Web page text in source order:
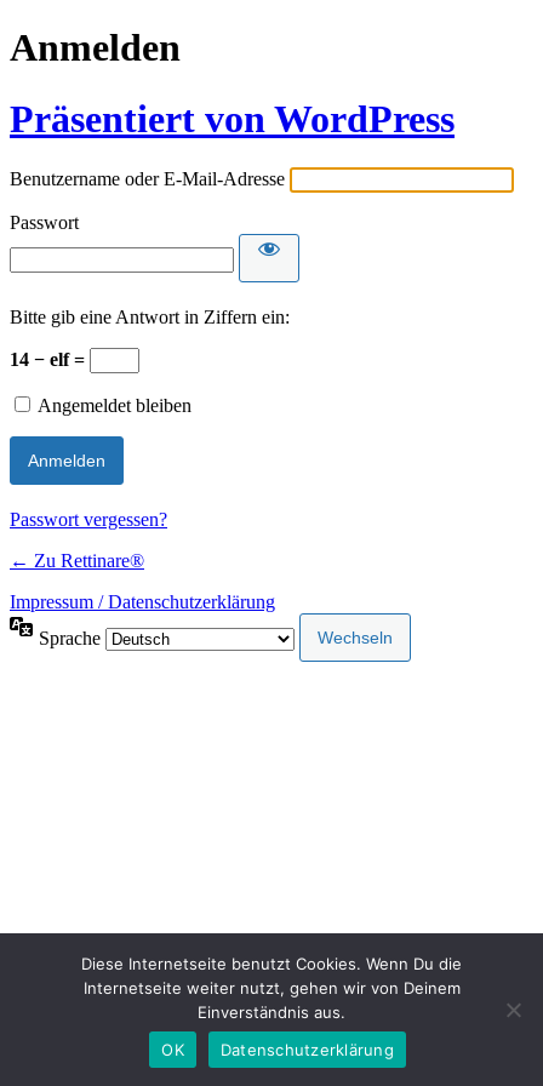
Anmelden
Präsentiert von WordPress
Benutzername oder E-Mail-Adresse
Passwort
Bitte gib eine Antwort in Ziffern ein:
14 − elf =
Angemeldet bleiben
Passwort vergessen?
← Zu Rettinare®
Impressum / Datenschutzerklärung
Sprache
Diese Internetseite benutzt Cookies. Wenn Du die
Internetseite weiter nutzt, gehen wir von Deinem
Einverständnis aus.
OK
Datenschutzerklärung